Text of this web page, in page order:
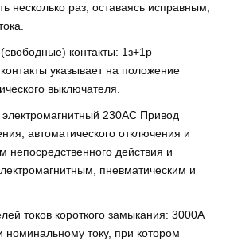
несколько раз, оставаясь исправным,
контакты: 1з+1р
указывает на положение
выключателя.
электромагнитный 230AC Привод
автоматического отключения и
непосредственного действия и
пневматическим и
токов короткого замыкания: 3000А
номинальному току, при котором